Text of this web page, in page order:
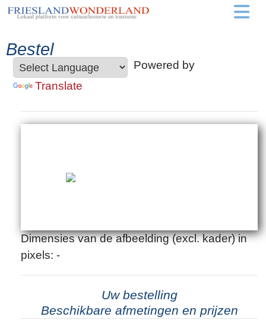
Bestel
Powered by
Translate
Dimensies van de afbeelding (excl. kader) in
pixels: -
Uw bestelling
Beschikbare afmetingen en prijzen